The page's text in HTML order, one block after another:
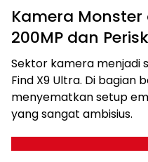
Kamera
200MP dan
Sektor kamera menjadi
Find X9 Ultra. Di bagian
menyematkan setup
yang sangat ambisius.